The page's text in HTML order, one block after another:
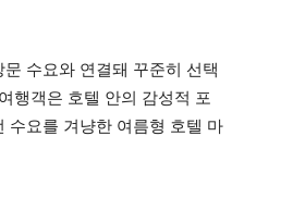
수요와 연결돼 꾸준히 선택
행객은 호텔 안의 감성적 포
수요를 겨냥한 여름형 호텔 마